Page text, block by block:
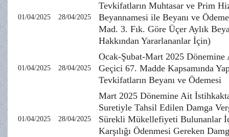
01/04/2025 28/04/2025
Tevkifatların Muhtasar ve Prim
Beyannamesi ile Beyanı ve
Mad. 3. Fık. Göre Üçer Aylık
Hakkından Yararlananlar İçin)
01/04/2025 28/04/2025
Ocak-Şubat-Mart 2025
Geçici 67. Madde Kapsamında
Tevkifatların Beyanı ve Ödemesi
01/04/2025 28/04/2025
Mart 2025 Dönemine Ait
Suretiyle Tahsil Edilen Damga
Sürekli Mükellefiyeti Bulunanlar
Karşılığı Ödenmesi Gereken